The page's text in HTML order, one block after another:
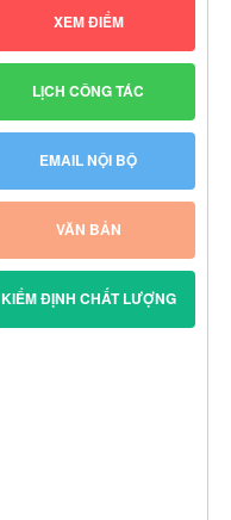
XEM ĐIỂM
LỊCH CÔNG TÁC
EMAIL NỘI BỘ
VĂN BẢN
KIỂM ĐỊNH CHẤT LƯỢNG